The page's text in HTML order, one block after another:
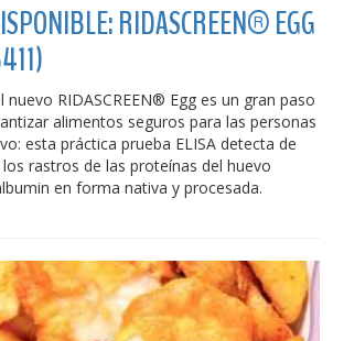
RIDASCREEN® EGG
nuevo RIDASCREEN® Egg es un gran paso
alimentos seguros para las personas
esta práctica prueba ELISA detecta de
rastros de las proteínas del huevo
en forma nativa y procesada.